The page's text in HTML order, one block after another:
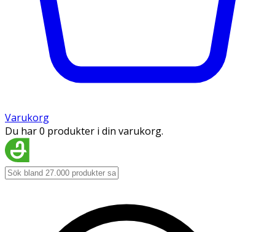
Varukorg
Du har 0 produkter i din varukorg.